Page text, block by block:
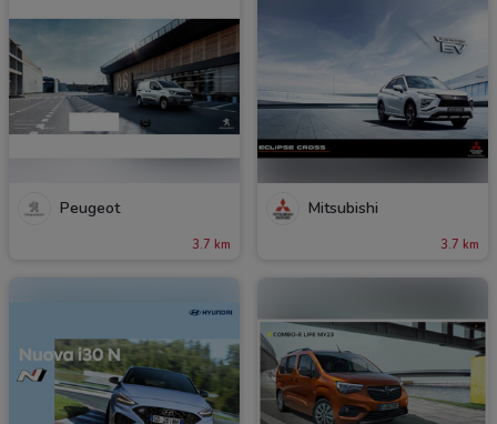
Peugeot
3.7 km
Mitsubishi
3.7 km